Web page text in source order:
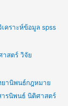
คราะห์ข้อมูล spss
าสตร์ วิจัย
านิพนธ์กฎหมาย
รนิพนธ์ นิติศาสตร์